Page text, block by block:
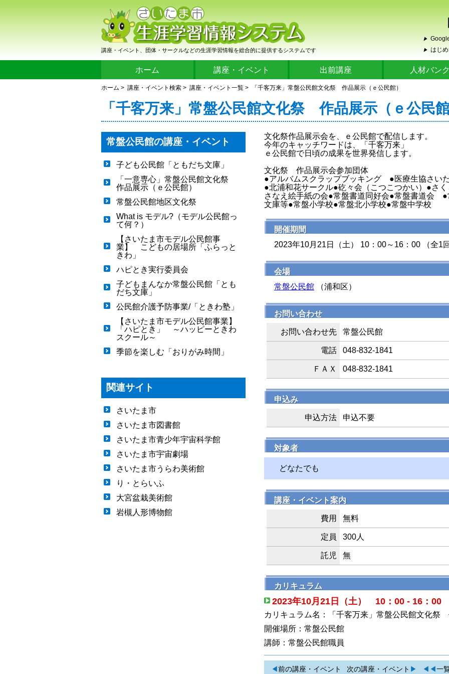
講座・イベント、団体・サークルなどの生涯学習情報を総合的に提供するシステムです
▶
▶ はじ
ホーム 講座・イベント 出前講座 人材バン
ホーム > 講座・イベント検索 > 講座・イベント一覧 > 「千客万来」常盤公民館文化祭 作品展示（ｅ公民館）
「千客万来」常盤公民館文化祭 作品展示（ｅ公民
文化祭作品展示会を、ｅ公民館で配信します。
今年のキャッチワードは、「千客万来」
ｅ公民館で日頃の成果を世界発信します。
文化祭 作品展示会参加団体
●アルバムスクラップブッキング ●医療生協さ
●北浦和花サークル●矻々会（こつこつかい）●さ
さなえ絵手紙の会●常盤書道同好会●常盤書道会
文庫等●常盤小学校●常盤北小学校●常盤中学校
開催期間
2023年10月21日（土） 10：00～16：00 （全1
会場
常盤公民館 （浦和区）
お問い合わせ
お問い合わせ先 常盤公民館
電話 048-832-1841
ＦＡＸ 048-832-1841
申込み
申込方法 申込不要
対象者
どなたでも
講座・イベント案内
費用 無料
定員 300人
託児 無
カリキュラム
2023年10月21日（土） 10：00 - 16：00
カリキュラム名：「千客万来」常盤公民館文化祭
開催場所：常盤公民館
講師：常盤公民館職員
◀前の講座・イベント 次の講座・イベント ▶ ◀◀一
常盤公民館の講座・イベント
子ども公民館「ともだち文庫」
「一意専心」常盤公民館文化祭
作品展示（ｅ公民館）
常盤公民館地区文化祭
What is モデル?（モデル公民館っ
て何？）
【さいたま市モデル公民館事
業】 こどもの居場所「ふらっと
きわ」
ハピとき実行委員会
子どもまんなか常盤公民館「とも
だち文庫」
公民館介護予防事業/「ときわ塾」
【さいたま市モデル公民館事業】
「ハピとき」 ～ハッピーときわ
スクール～
季節を楽しむ「おりがみ時間」
関連サイト
さいたま市
さいたま市図書館
さいたま市青少年宇宙科学館
さいたま市宇宙劇場
さいたま市うらわ美術館
り・とらいふ
大宮盆栽美術館
岩槻人形博物館